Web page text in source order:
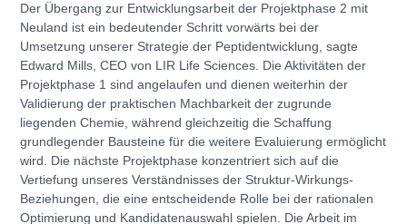
Der Übergang zur Entwicklungsarbeit der Projektphase 2 mit
Neuland ist ein bedeutender Schritt vorwärts bei der
Umsetzung unserer Strategie der Peptidentwicklung, sagte
Edward Mills, CEO von LIR Life Sciences. Die Aktivitäten der
Projektphase 1 sind angelaufen und dienen weiterhin der
Validierung der praktischen Machbarkeit der zugrunde
liegenden Chemie, während gleichzeitig die Schaffung
grundlegender Bausteine für die weitere Evaluierung ermöglicht
wird. Die nächste Projektphase konzentriert sich auf die
Vertiefung unseres Verständnisses der Struktur-Wirkungs-
Beziehungen, die eine entscheidende Rolle bei der rationalen
Optimierung und Kandidatenauswahl spielen. Die Arbeit im